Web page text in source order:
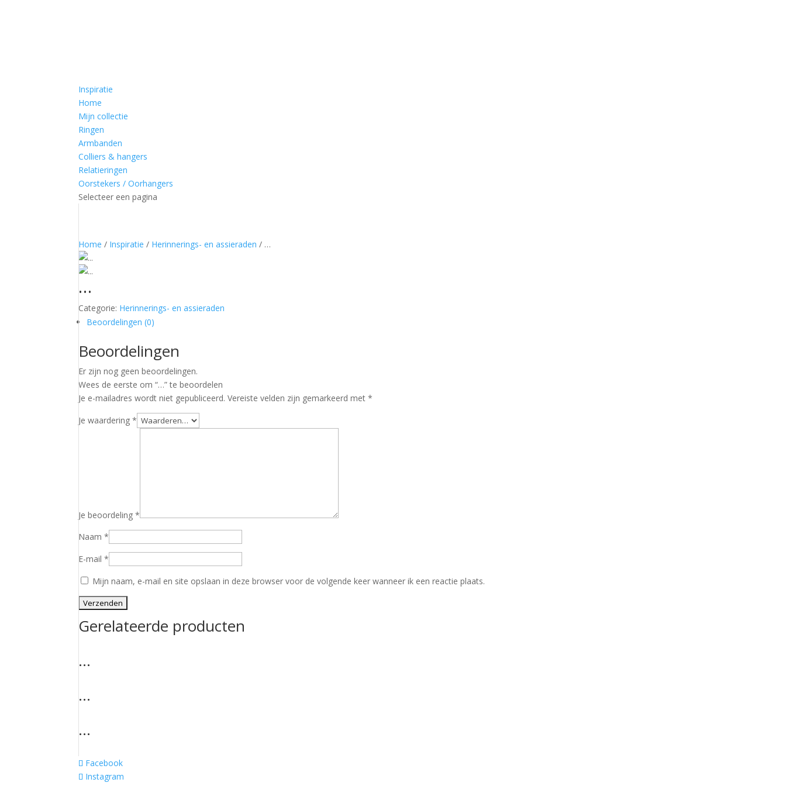
Inspiratie
Home
Mijn collectie
Ringen
Armbanden
Colliers & hangers
Relatieringen
Oorstekers / Oorhangers
Selecteer een pagina
Home / Inspiratie / Herinnerings- en assieraden / …
…
Categorie: Herinnerings- en assieraden
Beoordelingen (0)
Beoordelingen
Er zijn nog geen beoordelingen.
Wees de eerste om “…” te beoordelen
Je e-mailadres wordt niet gepubliceerd. Vereiste velden zijn gemarkeerd met*
Je waardering*
Je beoordeling*
Naam*
E-mail*
Mijn naam, e-mail en site opslaan in deze browser voor de volgende keer wanneer ik een reactie plaats.
Gerelateerde producten
…
…
…
Facebook
Instagram